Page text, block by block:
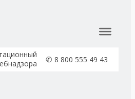
✆ 8 800 555 49 43